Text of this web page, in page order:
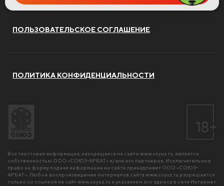
ПОЛЬЗОВАТЕЛЬСКОЕ СОГЛАШЕНИЕ
ПОЛИТИКА КОНФИДЕНЦИАЛЬНОСТИ
Вся текстовая информация, находящаяся на сайте www.soyuz.ru , является
собственностью ООО «СОЮЗ-АРБАТ» и/или его партнеров. Исключительное
право на форму подачи информации на сайте принадлежит ООО «СОЮЗ-
АРБАТ». Любое воспроизведение материалов сайта www.soyuz.ru разрешается
только со ссылкой на сайтwww.soyuz.ru и указанием его адреса в сети Интернет.